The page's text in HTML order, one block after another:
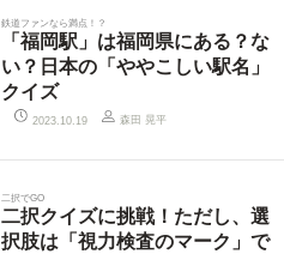
鉄道ファンなら満点！？
「福岡駅」は福岡県にある？な
い？日本の「ややこしい駅名」
クイズ
2023.10.19 森田 晃平
二択でGO
二択クイズに挑戦！ただし、選
択肢は「視力検査のマーク」で